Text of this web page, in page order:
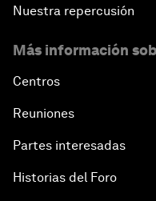
Nuestra repercusión
Más información
Centros
Reuniones
Partes interesadas
Historias del Foro